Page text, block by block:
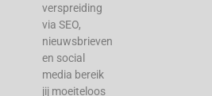
verspreiding
via SEO,
nieuwsbrieven
en social
media bereik
jij moeiteloos